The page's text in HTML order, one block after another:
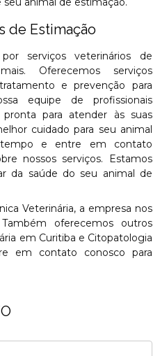
de Estimação
serviços veterinários de
Oferecemos serviços
e prevenção para
equipe de profissionais
para atender às suas
cuidado para seu animal
e entre em contato
nossos serviços. Estamos
da saúde do seu animal de
Veterinária, a empresa nos
oferecemos outros
em Curitiba e Citopatologia
em contato conosco para